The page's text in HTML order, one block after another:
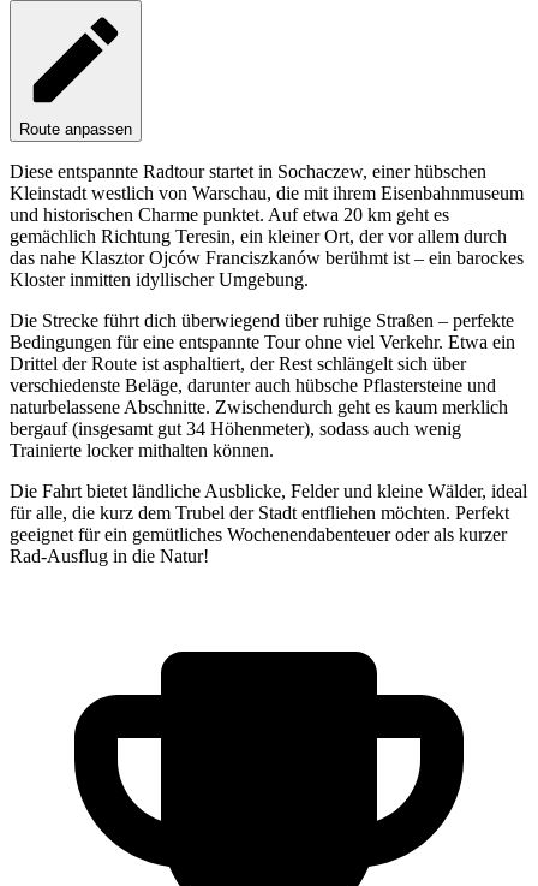
Route anpassen
Diese entspannte Radtour startet in Sochaczew, einer hübschen
Kleinstadt westlich von Warschau, die mit ihrem Eisenbahnmuseum
und historischen Charme punktet. Auf etwa 20 km geht es
gemächlich Richtung Teresin, ein kleiner Ort, der vor allem durch
das nahe Klasztor Ojców Franciszkanów berühmt ist – ein barockes
Kloster inmitten idyllischer Umgebung.
Die Strecke führt dich überwiegend über ruhige Straßen – perfekte
Bedingungen für eine entspannte Tour ohne viel Verkehr. Etwa ein
Drittel der Route ist asphaltiert, der Rest schlängelt sich über
verschiedenste Beläge, darunter auch hübsche Pflastersteine und
naturbelassene Abschnitte. Zwischendurch geht es kaum merklich
bergauf (insgesamt gut 34 Höhenmeter), sodass auch wenig
Trainierte locker mithalten können.
Die Fahrt bietet ländliche Ausblicke, Felder und kleine Wälder, ideal
für alle, die kurz dem Trubel der Stadt entfliehen möchten. Perfekt
geeignet für ein gemütliches Wochenendabenteuer oder als kurzer
Rad-Ausflug in die Natur!